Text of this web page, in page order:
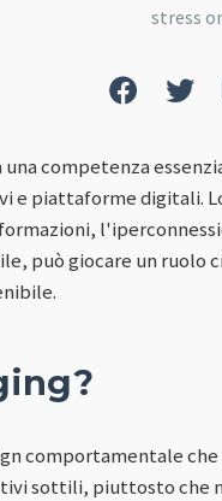
stress
competenza
e piattaforme digitali.
può giocare un
comportamentale
sottili, piuttosto che